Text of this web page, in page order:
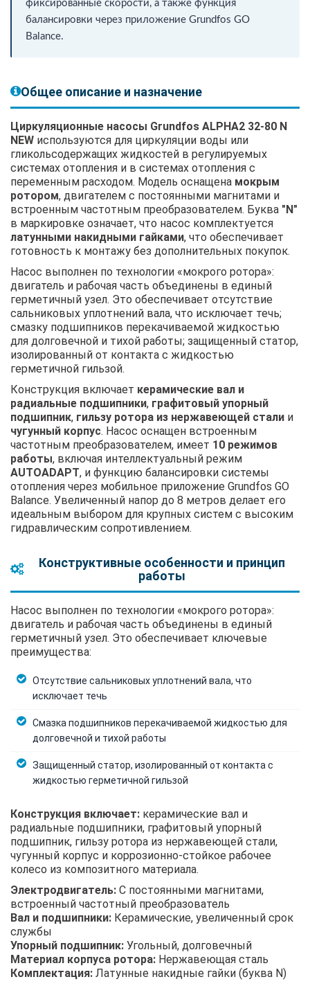
фиксированные скорости, а также функция
балансировки через приложение Grundfos GO
Balance.
Общее описание и назначение
Циркуляционные насосы Grundfos ALPHA2 32-80 N
NEW используются для циркуляции воды или
гликольсодержащих жидкостей в регулируемых
системах отопления и в системах отопления с
переменным расходом. Модель оснащена мокрым
ротором, двигателем с постоянными магнитами и
встроенным частотным преобразователем. Буква "N"
в маркировке означает, что насос комплектуется
латунными накидными гайками, что обеспечивает
готовность к монтажу без дополнительных покупок.
Насос выполнен по технологии «мокрого ротора»:
двигатель и рабочая часть объединены в единый
герметичный узел. Это обеспечивает отсутствие
сальниковых уплотнений вала, что исключает течь;
смазку подшипников перекачиваемой жидкостью
для долговечной и тихой работы; защищенный статор,
изолированный от контакта с жидкостью
герметичной гильзой.
Конструкция включает керамические вал и
радиальные подшипники, графитовый упорный
подшипник, гильзу ротора из нержавеющей стали и
чугунный корпус. Насос оснащен встроенным
частотным преобразователем, имеет 10 режимов
работы, включая интеллектуальный режим
AUTOADAPT, и функцию балансировки системы
отопления через мобильное приложение Grundfos GO
Balance. Увеличенный напор до 8 метров делает его
идеальным выбором для крупных систем с высоким
гидравлическим сопротивлением.
Конструктивные особенности и принцип
работы
Насос выполнен по технологии «мокрого ротора»:
двигатель и рабочая часть объединены в единый
герметичный узел. Это обеспечивает ключевые
преимущества:
Отсутствие сальниковых уплотнений вала, что
исключает течь
Смазка подшипников перекачиваемой жидкостью для
долговечной и тихой работы
Защищенный статор, изолированный от контакта с
жидкостью герметичной гильзой
Конструкция включает: керамические вал и
радиальные подшипники, графитовый упорный
подшипник, гильзу ротора из нержавеющей стали,
чугунный корпус и коррозионно-стойкое рабочее
колесо из композитного материала.
Электродвигатель: С постоянными магнитами,
встроенный частотный преобразователь
Вал и подшипники: Керамические, увеличенный срок
службы
Упорный подшипник: Угольный, долговечный
Материал корпуса ротора: Нержавеющая сталь
Комплектация: Латунные накидные гайки (буква N)